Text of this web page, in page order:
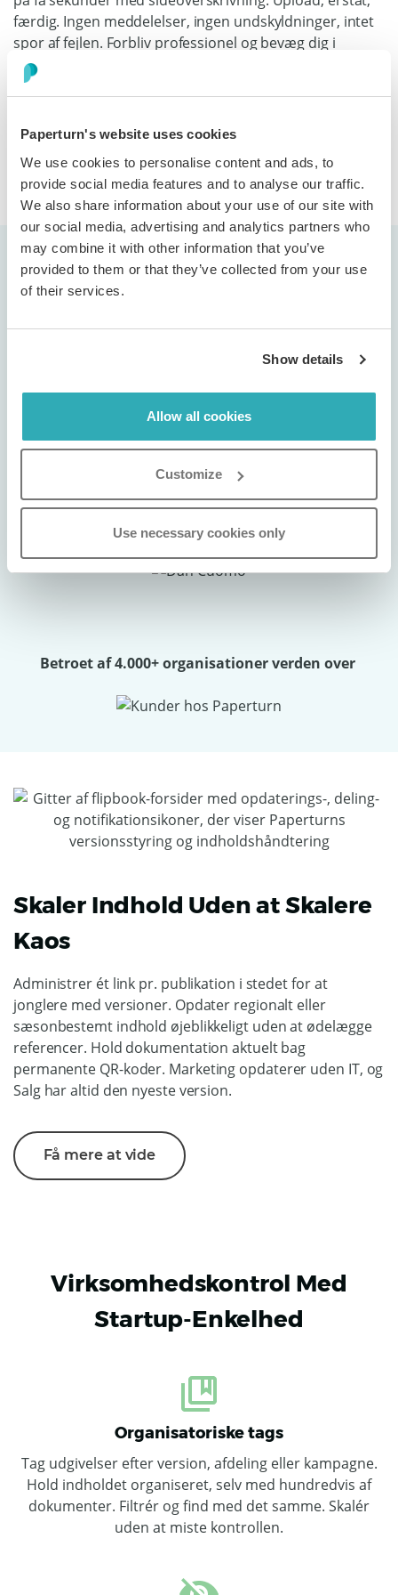
Paperturn's website uses cookies
We use cookies to personalise content and ads, to
provide social media features and to analyse our traffic.
We also share information about your use of our site with
our social media, advertising and analytics partners who
may combine it with other information that you’ve
provided to them or that they’ve collected from your use
of their services.
Show details
Allow all cookies
Customize
Use necessary cookies only
færdig. Ingen meddelelser, ingen undskyldninger, intet
spor af fejlen. Forbliv professionel og bevæg dig i
forretningens tempo.
"Vi bruger Paperturn til digitalt at udgive
har været intet mindre end exceptionel. Et
kraftfuldt værktøj der løfter vores
brandpræsentation markant."
Betroet af 4.000+ organisationer verden over
Skaler Indhold Uden at Skalere
Kaos
Administrer ét link pr. publikation i stedet for at
jonglere med versioner. Opdater regionalt eller
sæsonbestemt indhold øjeblikkeligt uden at ødelægge
referencer. Hold dokumentation aktuelt bag
permanente QR-koder. Marketing opdaterer uden IT, og
Salg har altid den nyeste version.
Få mere at vide
Virksomhedskontrol Med
Startup-Enkelhed
Organisatoriske tags
Tag udgivelser efter version, afdeling eller kampagne.
Hold indholdet organiseret, selv med hundredvis af
dokumenter. Filtrér og find med det samme. Skalér
uden at miste kontrollen.